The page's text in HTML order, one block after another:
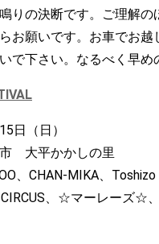
りの決断です。ご理解の
お願いです。お車でお越
で下さい。なるべく早め
日（日）
大平かかしの里
、CHAN-MIKA、
CIRCUS、☆マーレーズ☆